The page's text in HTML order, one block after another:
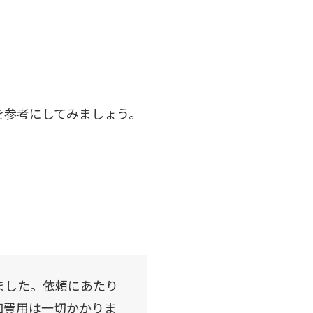
考にしてみましょう。
た。依頼にあたり
用は一切かかりま